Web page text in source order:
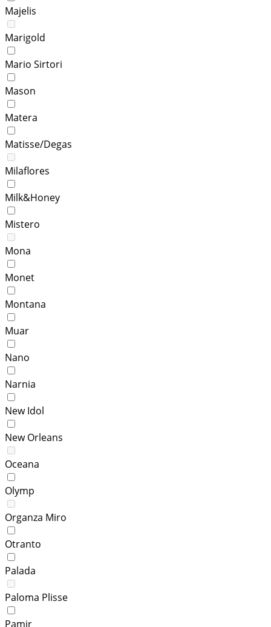
Majelis
Marigold
Mario Sirtori
Mason
Matera
Matisse/Degas
Milaflores
Milk&Honey
Mistero
Mona
Monet
Montana
Muar
Nano
Narnia
New Idol
New Orleans
Oceana
Olymp
Organza Miro
Otranto
Palada
Paloma Plisse
Pamir